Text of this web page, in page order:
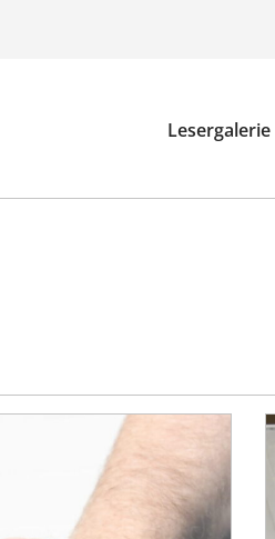
Lesergalerie